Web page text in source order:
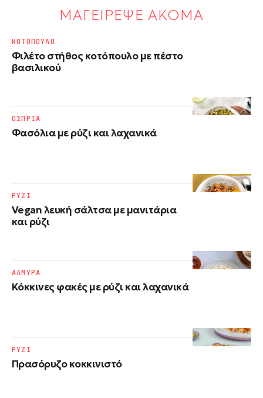
ΜΑΓΕΙΡΕΨΕ ΑΚΟΜΑ
Φιλέτο στήθος κοτόπουλο με πέστο
βασιλικού
ΚΟΤΟΠΟΥΛΟ
Φασόλια με ρύζι​ και λαχανικά
ΟΣΠΡΙΑ
Vegan λευκή σάλτσα με μανιτάρια
και ρύζι
ΡΥΖΙ
Κόκκινες φακές με ρύζι και λαχανικά
ΑΛΜΥΡΑ
Πρασόρυζο κοκκινιστό
ΡΥΖΙ